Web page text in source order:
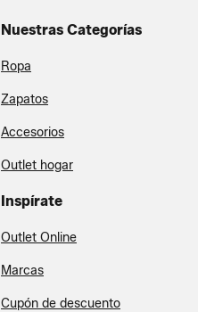
Nuestras Categorías
Ropa
Zapatos
Accesorios
Outlet hogar
Inspírate
Outlet Online
Marcas
Cupón de descuento